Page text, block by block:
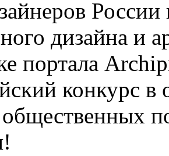
России
дизайна и
портала
конкурс в